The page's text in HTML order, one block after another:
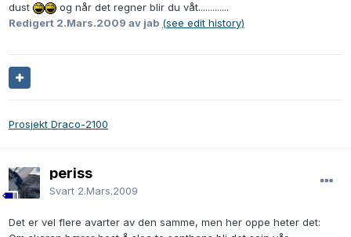
dust
og når det regner blir du våt.............
Redigert 2.Mars.2009 av jab (see edit history)
Prosjekt Draco-2100
periss
Svart 2.Mars.2009
Det er vel flere avarter av den samme, men her oppe heter det: